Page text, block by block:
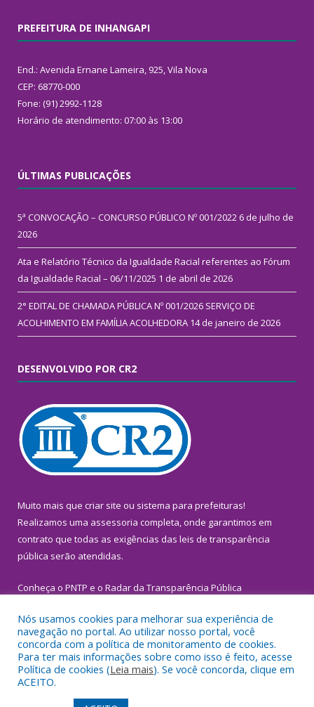
PREFEITURA DE INHANGAPI
End.: Avenida Ernane Lameira, 925, Vila Nova
CEP: 68770-000
Fone: (91) 2992-1128
Horário de atendimento: 07:00 às 13:00
ÚLTIMAS PUBLICAÇÕES
5ª CONVOCAÇÃO – CONCURSO PÚBLICO Nº 001/2022 6 de julho de
2026
Ata e Relatório Técnico da Igualdade Racial referentes ao Fórum
da Igualdade Racial – 06/11/2025 1 de abril de 2026
2° EDITAL DE CHAMADA PÚBLICA Nº 001/2026 SERVIÇO DE
ACOLHIMENTO EM FAMÍLIA ACOLHEDORA 14 de janeiro de 2026
DESENVOLVIDO POR CR2
Muito mais que criar site ou sistema para prefeituras!
Realizamos uma assessoria completa, onde garantimos em
contrato que todas as exigências das leis de transparência
pública serão atendidas.
Conheça o PNTP e o Radar da Transparência Pública
Todos os direitos reservados a Prefeitura Municipal de
Inhangapi.
Nós usamos cookies para melhorar sua experiência de
navegação no portal. Ao utilizar nosso portal, você
concorda com a política de monitoramento de cookies.
Para ter mais informações sobre como isso é feito, acesse
Política de cookies (Leia mais). Se você concorda, clique em
ACEITO.